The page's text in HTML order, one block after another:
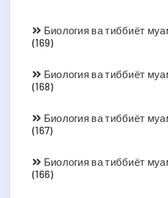
Биология ва тиббиёт
(169)
Биология ва тиббиёт
(168)
Биология ва тиббиёт
(167)
Биология ва тиббиёт
(166)